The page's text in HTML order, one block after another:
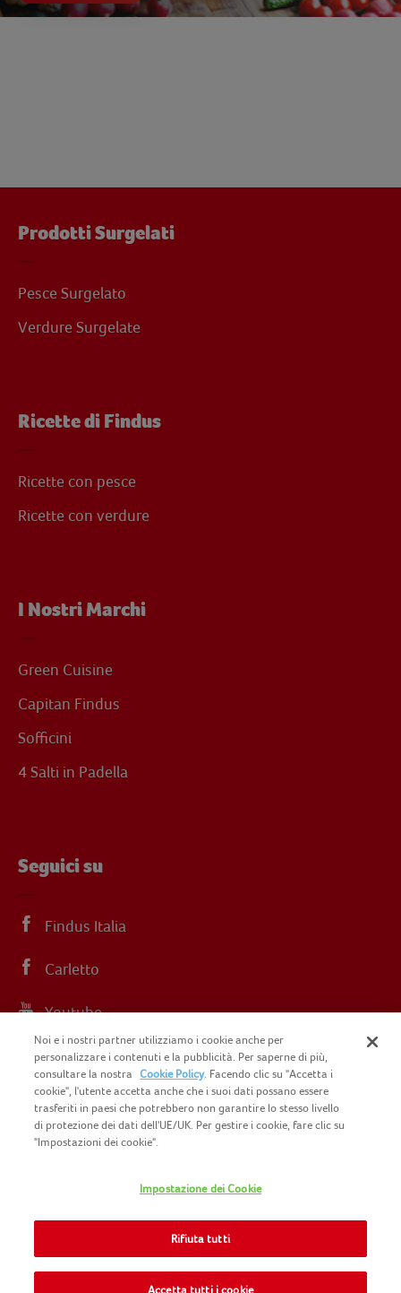
Prodotti Surgelati
Pesce Surgelato
Verdure Surgelate
Ricette di Findus
Ricette con pesce
Ricette con verdure
I Nostri Marchi
Green Cuisine
Capitan Findus
Sofficini
4 Salti in Padella
Seguici su
Findus Italia
Carletto
Youtube
Instagram
IT07015700961
INFORMATIVA PRIVACY
SITEMAP
COOKIE POLICY
INFO LEGALI
NOMAD FOODS
Noi e i nostri partner utilizziamo i cookie anche per
personalizzare i contenuti e la pubblicità. Per saperne di più,
consultare la nostra
Cookie Policy. Facendo clic su "Accetta i
cookie", l'utente accetta anche che i suoi dati possano essere
trasferiti in paesi che potrebbero non garantire lo stesso livello
di protezione dei dati dell'UE/UK. Per gestire i cookie, fare clic su
"Impostazioni dei cookie".
Impostazione dei Cookie
Rifiuta tutti
Accetta tutti i cookie